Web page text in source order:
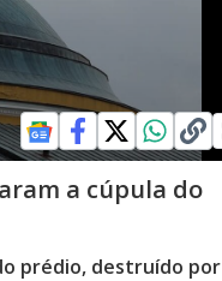
a cúpula do
prédio, destruído por